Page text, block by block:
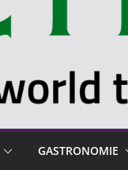
GASTRONOMIE